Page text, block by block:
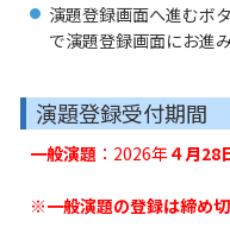
演題登録画面へ進むボ
で演題登録画面にお進
演題登録受付期間
一般演題 ：2026年４月28
※一般演題の登録は締め